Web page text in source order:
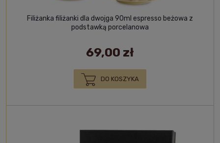
Filiżanka filiżanki dla dwojga 90ml espresso beżowa z
podstawką porcelanowa
69,00 zł
DO KOSZYKA